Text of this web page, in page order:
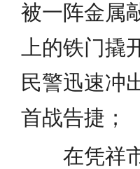
被一阵金属
上的铁门
民警迅速冲
首战告捷；
在凭祥